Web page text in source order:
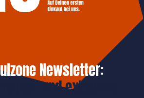
Newsletter:
und exklusive